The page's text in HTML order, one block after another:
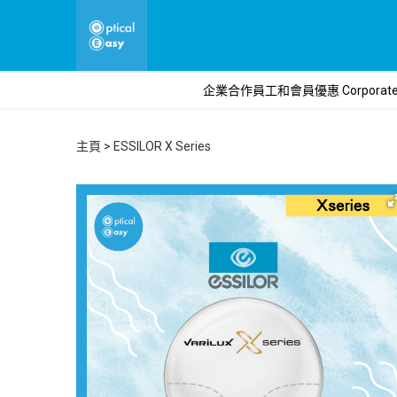
企業合作員工和會員優惠
主頁 ESSILOR X Series